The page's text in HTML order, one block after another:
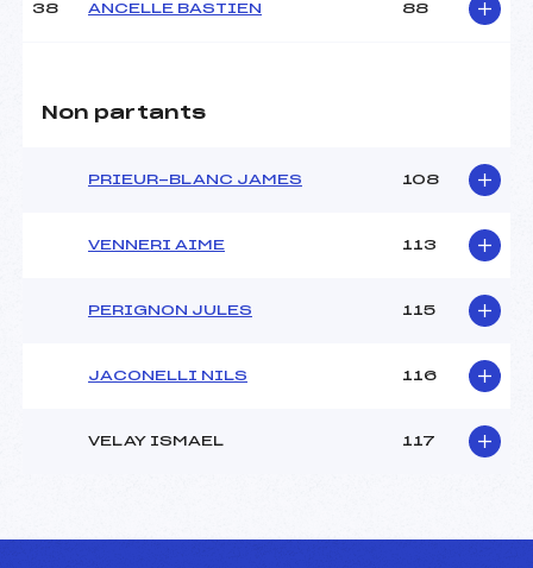
38 ANCELLE BASTIEN 88
Non partants
PRIEUR-BLANC JAMES 108
VENNERI AIME 113
PERIGNON JULES 115
JACONELLI NILS 116
VELAY ISMAEL 117